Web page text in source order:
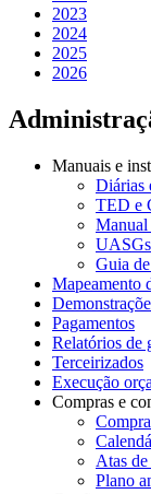
2023
2024
2025
2026
Manuais e
Diárias
TED e
Manual
UASGs
Guia
Mapeamento
Pagamentos
Relatórios de
Terceirizados
Execução
Compras e
Atas
Plano